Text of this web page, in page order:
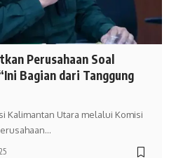
Perusahaan Soal
Bagian dari Tanggung
Kalimantan Utara melalui Komisi